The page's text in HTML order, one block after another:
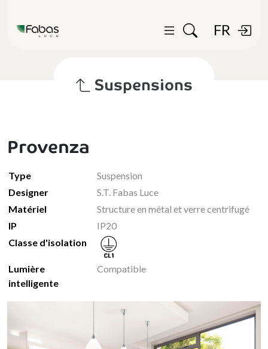
FR
Suspensions
Provenza
Type
Suspension
Designer
S.T. Fabas Luce
Matériel
Structure en métal et verre centrifugé
IP
IP20
Classe d'isolation
Lumière
intelligente
Compatible